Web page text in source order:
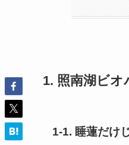
1. 照南湖ビオ
1-1. 睡蓮だけ